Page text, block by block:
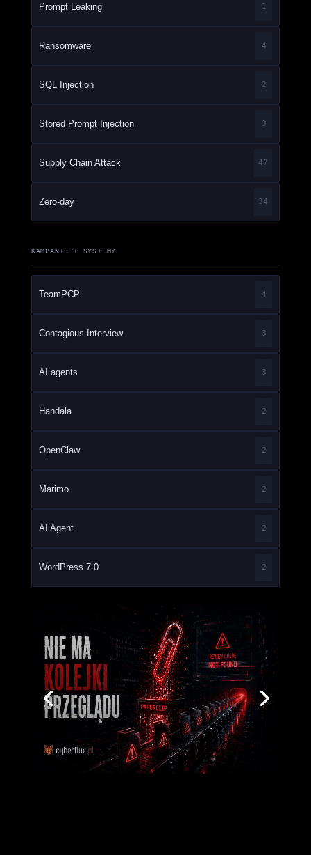
Prompt Leaking 1
Ransomware 4
SQL Injection 2
Stored Prompt Injection 3
Supply Chain Attack 47
Zero-day 34
KAMPANIE I SYSTEMY
TeamPCP 4
Contagious Interview 3
AI agents 3
Handala 2
OpenClaw 2
Marimo 2
AI Agent 2
WordPress 7.0 2